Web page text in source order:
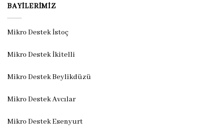
BAYILERIMIZ
Mikro Destek İstoç
Mikro Destek İkitelli
Mikro Destek Beylikdüzü
Mikro Destek Avcılar
Mikro Destek Esenyurt